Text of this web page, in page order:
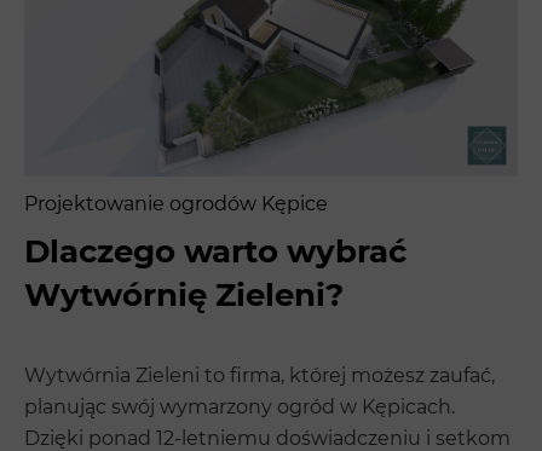
Projektowanie ogrodów Kępice
Dlaczego warto wybrać
Wytwórnię Zieleni?
Wytwórnia Zieleni to firma, której możesz zaufać,
planując swój wymarzony ogród w Kępicach.
Dzięki ponad 12-letniemu doświadczeniu i setkom